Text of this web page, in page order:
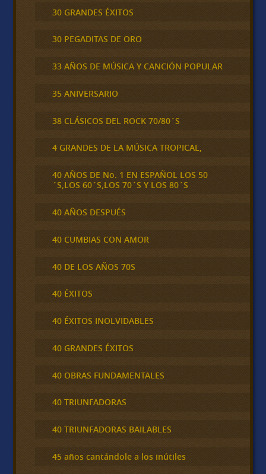
30 GRANDES ÉXITOS
30 PEGADITAS DE ORO
33 AÑOS DE MÚSICA Y CANCIÓN POPULAR
35 ANIVERSARIO
38 CLÁSICOS DEL ROCK 70/80´S
4 GRANDES DE LA MÚSICA TROPICAL,
40 AÑOS DE No. 1 EN ESPAÑOL LOS 50
´S,LOS 60´S,LOS 70´S Y LOS 80´S
40 AÑOS DESPUÉS
40 CUMBIAS CON AMOR
40 DE LOS AÑOS 70S
40 ÉXITOS
40 ÉXITOS INOLVIDABLES
40 GRANDES ÉXITOS
40 OBRAS FUNDAMENTALES
40 TRIUNFADORAS
40 TRIUNFADORAS BAILABLES
45 años cantándole a los inútiles